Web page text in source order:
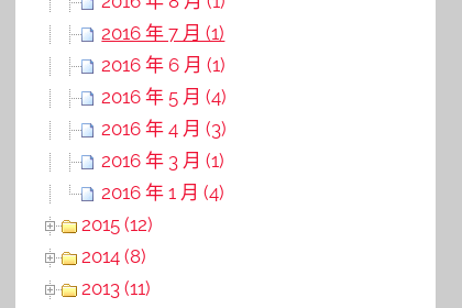
2016 年 7 月 (1)
2016 年 6 月 (1)
2016 年 5 月 (4)
2016 年 4 月 (3)
2016 年 3 月 (1)
2016 年 1 月 (4)
2015 (12)
2014 (8)
2013 (11)